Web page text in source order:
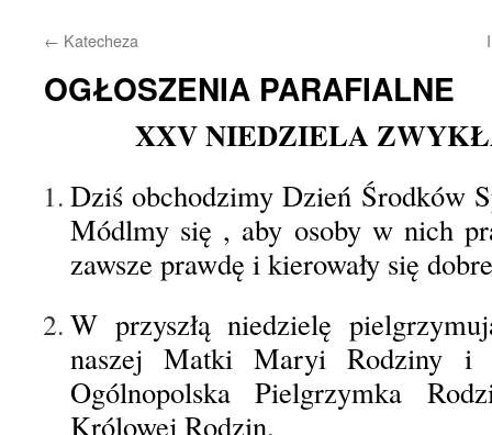
← Katecheza
OGŁOSZENIA PARAFIALNE
XXV NIEDZIELA
Dziś obchodzimy Dzień Środków
Módlmy się , aby osoby w nich
zawsze prawdę i kierowały się
W przyszłą niedzielę
naszej Matki Maryi Rodziny i
Ogólnopolska Pielgrzymka
Królowej Rodzin.